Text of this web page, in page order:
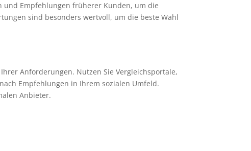
und Empfehlungen früherer Kunden, um die
sind besonders wertvoll, um die beste Wahl
Anforderungen. Nutzen Sie Vergleichsportale,
Empfehlungen in Ihrem sozialen Umfeld.
Anbieter.